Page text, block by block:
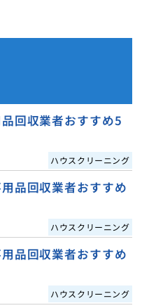
回収業者おすすめ5
ハウスクリーニング
品回収業者おすすめ
ハウスクリーニング
品回収業者おすすめ
ハウスクリーニング